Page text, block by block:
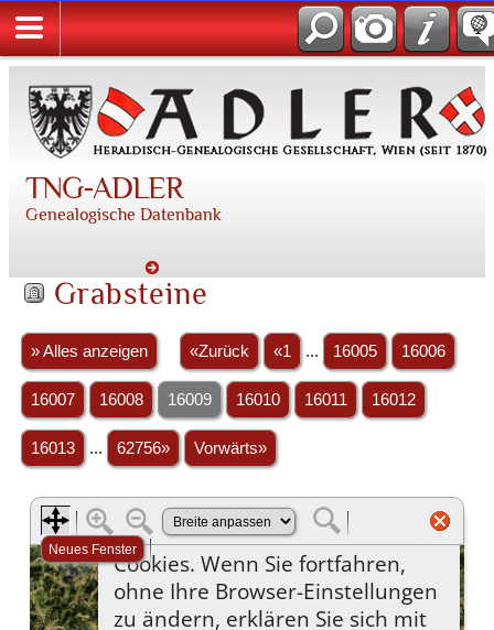
TNG-ADLER
Genealogische Datenbank
Grabsteine
» Alles anzeigen «Zurück «1 ... 16005 16006
16007 16008 16009 16010 16011 16012
16013 ... 62756» Vorwärts»